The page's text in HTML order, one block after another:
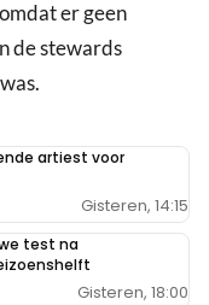
er geen
de stewards
artiest voor
Gisteren, 14:15
test na
Gisteren, 18:00